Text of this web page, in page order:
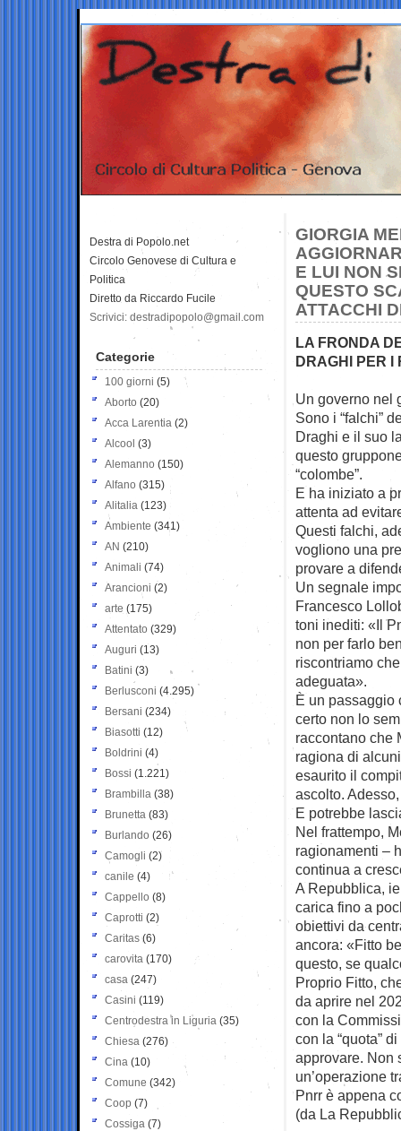
GIORGIA
E LUI NON
QUESTO
ATTACCHI
LA FRONDA
DRAGHI PER I
Un governo nel
Sono i “falchi”
Draghi e il suo
questo
“colombe”.
E ha iniziato a
attenta ad
Questi falchi,
vogliono una
provare a
Un segnale
Francesco
toni inediti: «Il
non per farlo
riscontriamo
adeguata».
È un passaggio
certo non lo
raccontano che
ragiona di
esaurito il
ascolto.
E potrebbe
Nel frattempo,
ragionamenti –
continua a
A Repubblica,
carica fino a
obiettivi da
ancora: «Fitto
questo, se
Proprio Fitto,
da aprire nel
con la
con la “quota”
approvare. Non
un’operazione
Pnrr è appena
(da La
Destra di Popolo.net
Circolo Genovese di Cultura e
Politica
Diretto da Riccardo Fucile
Scrivici: destradipopolo@gmail.com
Categorie
100 giorni (5)
Aborto (20)
Acca Larentia (2)
Alcool (3)
Alemanno (150)
Alfano (315)
Alitalia (123)
Ambiente (341)
AN (210)
Animali (74)
Arancioni (2)
arte (175)
Attentato (329)
Auguri (13)
Batini (3)
Berlusconi (4.295)
Bersani (234)
Biasotti (12)
Boldrini (4)
Bossi (1.221)
Brambilla (38)
Brunetta (83)
Burlando (26)
Camogli (2)
canile (4)
Cappello (8)
Caprotti (2)
Caritas (6)
carovita (170)
casa (247)
Casini (119)
Centrodestra in Liguria (35)
Chiesa (276)
Cina (10)
Comune (342)
Coop (7)
Cossiga (7)